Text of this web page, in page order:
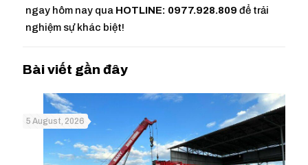
ngay hôm nay qua HOTLINE: 0977.928.809 để trải
nghiệm sự khác biệt!
5 August, 2026